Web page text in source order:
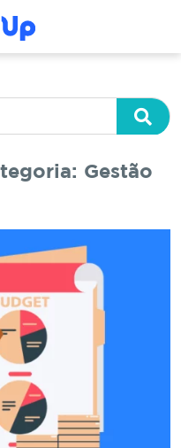
Gestão